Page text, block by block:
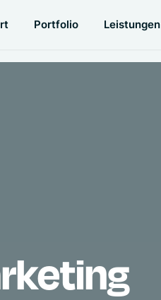
Portfolio Leistungen